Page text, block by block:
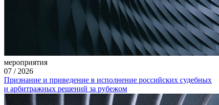
мероприятия
07 / 2026
Признание и приведение в исполнение российских судебных
и арбитражных решений за рубежом